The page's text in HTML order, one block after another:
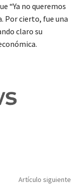
“Ya no queremos
Por cierto, fue una
claro su
Artículo siguiente